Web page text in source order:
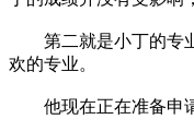
第二就是小丁的专业
欢的专业。
他现在正在准备申请